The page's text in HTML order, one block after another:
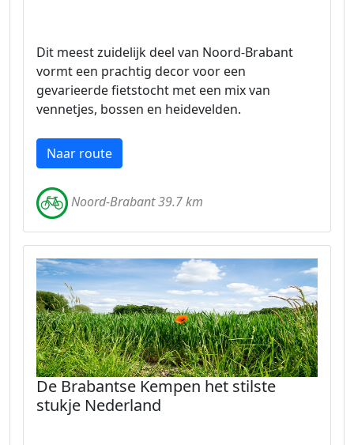
Dit meest zuidelijk deel van Noord-Brabant
vormt een prachtig decor voor een
gevarieerde fietstocht met een mix van
vennetjes, bossen en heidevelden.
Naar route
Noord-Brabant 39.7 km
De Brabantse Kempen het stilste
stukje Nederland